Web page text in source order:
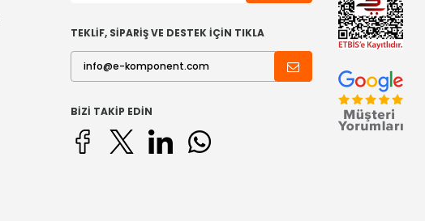
TEKLİF, SİPARİŞ VE DESTEK İÇİN TIKLA
BIZI TAKIP EDIN